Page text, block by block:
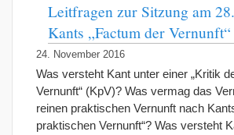
Leitfragen zur Sitzung am
Kants „Factum der Vernunft“
24. November 2016
Was versteht Kant unter einer „Kritik
Vernunft“ (KpV)? Was vermag das
reinen praktischen Vernunft nach
praktischen Vernunft“? Was versteht